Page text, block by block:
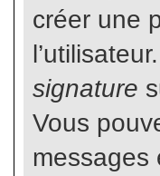
créer une
signature
Vous
messages